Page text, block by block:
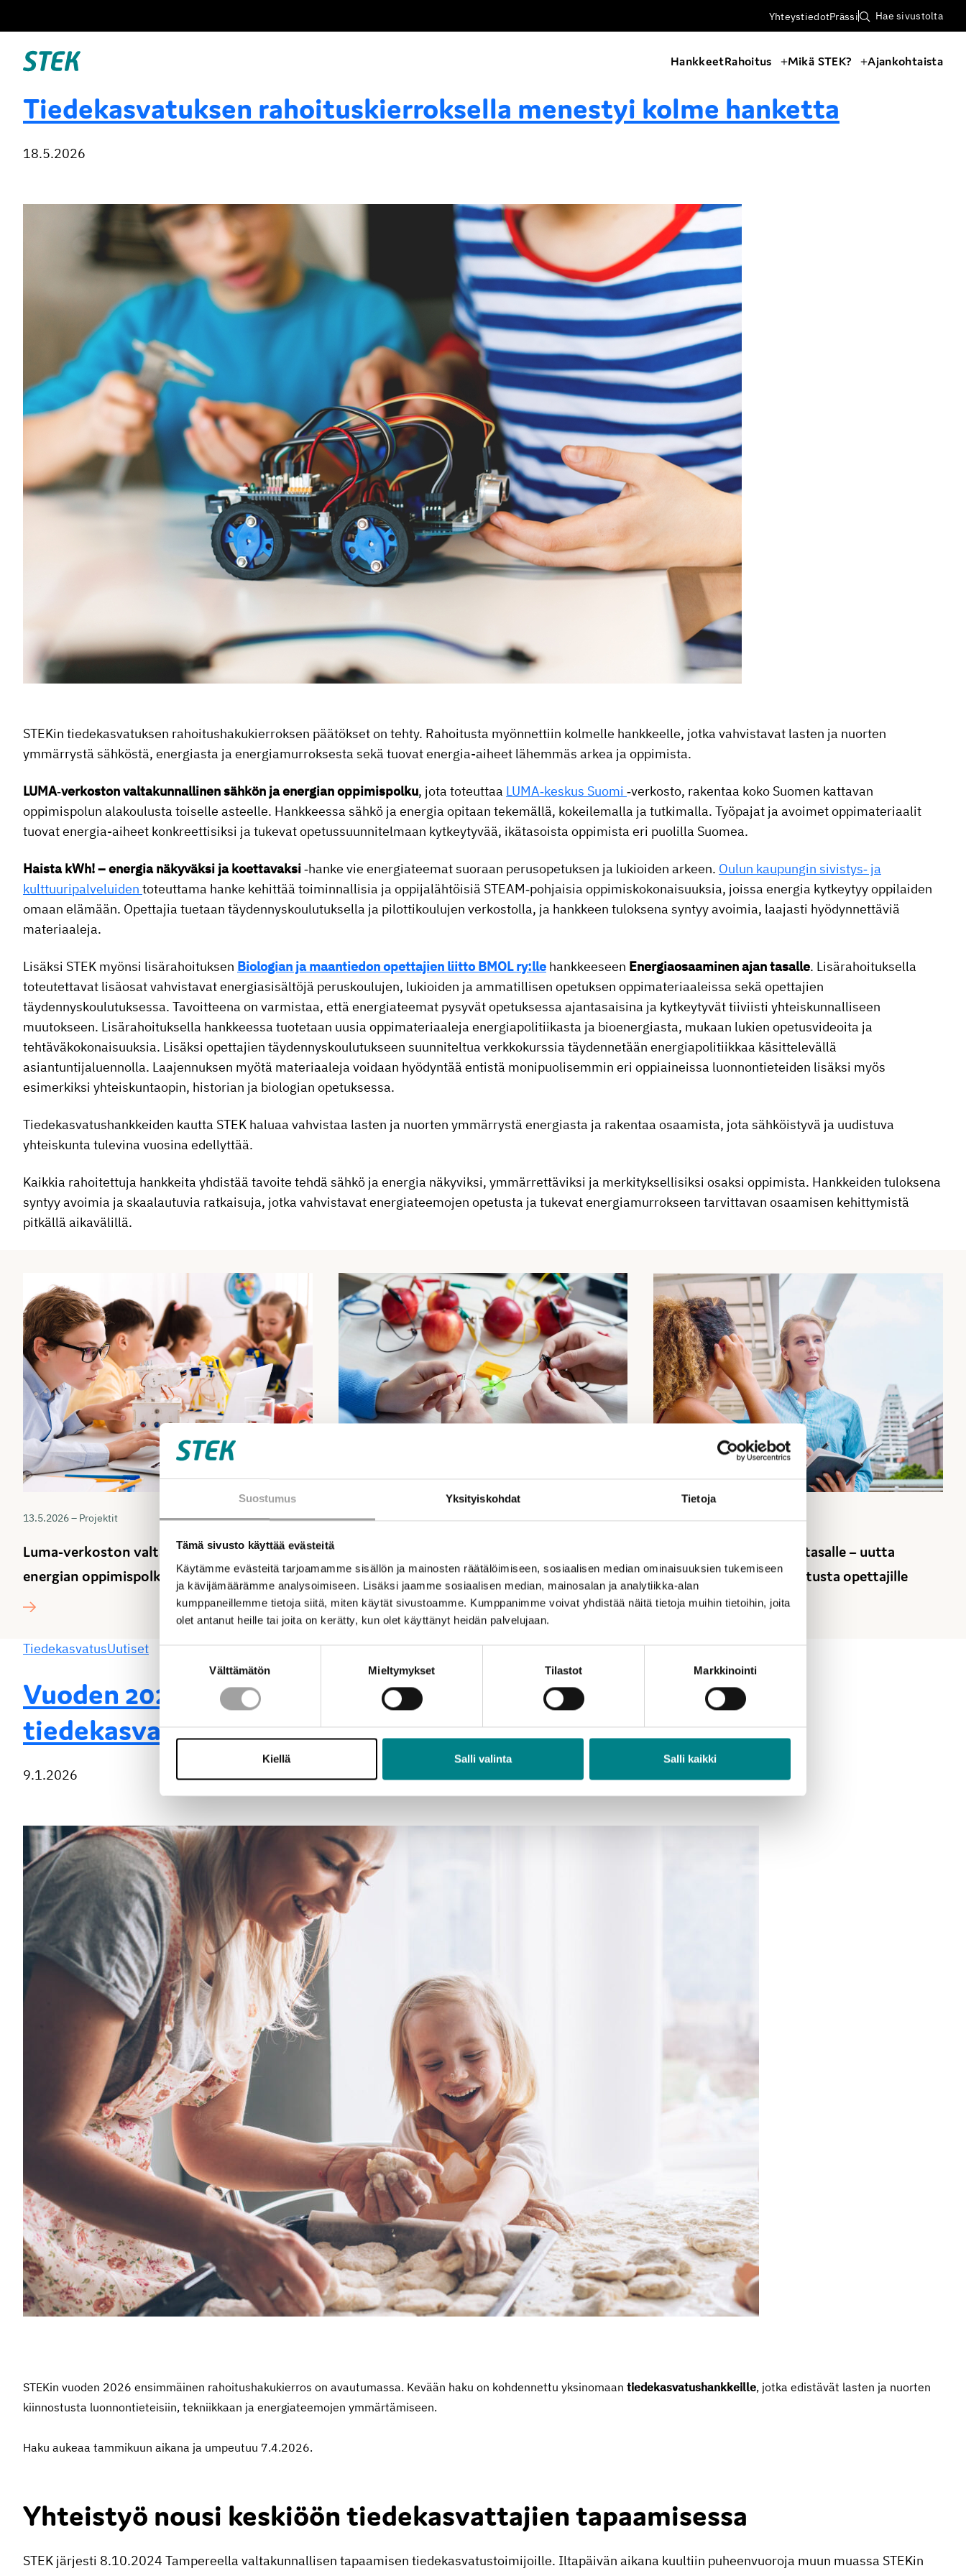
Suostumus Yksityiskohdat Tietoja
Tämä sivusto käyttää evästeitä
Käytämme evästeitä tarjoamamme sisällön ja mainosten räätälöimiseen, sosiaalisen median ominaisuuksien tukemiseen
ja kävijämäärämme analysoimiseen. Lisäksi jaamme sosiaalisen median, mainosalan ja analytiikka-alan
kumppaneillemme tietoja siitä, miten käytät sivustoamme. Kumppanimme voivat yhdistää näitä tietoja muihin tietoihin, joita
olet antanut heille tai joita on kerätty, kun olet käyttänyt heidän palvelujaan.
Välttämätön Mieltymykset Tilastot Markkinointi
Kiellä Salli valinta Salli kaikki
suoraan
sisältöön
YhteystiedotPrässi Hae sivustolta
Stek HankkeetRahoitus Mikä STEK? Ajankohtaista
Tiedekasvatuksen rahoituskierroksella menestyi kolme hanketta
18.5.2026
STEKin tiedekasvatuksen rahoitushakukierroksen päätökset on tehty. Rahoitusta myönnettiin kolmelle hankkeelle, jotka vahvistavat lasten ja nuorten
ymmärrystä sähköstä, energiasta ja energiamurroksesta sekä tuovat energia-aiheet lähemmäs arkea ja oppimista.
LUMA‑verkoston valtakunnallinen sähkön ja energian oppimispolku, jota toteuttaa LUMA‑keskus Suomi ‑verkosto, rakentaa koko Suomen kattavan
oppimispolun alakoulusta toiselle asteelle. Hankkeessa sähkö ja energia opitaan tekemällä, kokeilemalla ja tutkimalla. Työpajat ja avoimet oppimateriaalit
tuovat energia-aiheet konkreettisiksi ja tukevat opetussuunnitelmaan kytkeytyvää, ikätasoista oppimista eri puolilla Suomea.
Haista kWh! – energia näkyväksi ja koettavaksi‑hanke vie energiateemat suoraan perusopetuksen ja lukioiden arkeen. Oulun kaupungin sivistys‑ ja
kulttuuripalveluiden toteuttama hanke kehittää toiminnallisia ja oppijalähtöisiä STEAM‑pohjaisia oppimiskokonaisuuksia, joissa energia kytkeytyy oppilaiden
omaan elämään. Opettajia tuetaan täydennyskoulutuksella ja pilottikoulujen verkostolla, ja hankkeen tuloksena syntyy avoimia, laajasti hyödynnettäviä
materiaaleja.
Lisäksi STEK myönsi lisärahoituksen Biologian ja maantiedon opettajien liitto BMOL ry:lle hankkeeseen Energiaosaaminen ajan tasalle. Lisärahoituksella
toteutettavat lisäosat vahvistavat energiasisältöjä peruskoulujen, lukioiden ja ammatillisen opetuksen oppimateriaaleissa sekä opettajien
täydennyskoulutuksessa. Tavoitteena on varmistaa, että energiateemat pysyvät opetuksessa ajantasaisina ja kytkeytyvät tiiviisti yhteiskunnalliseen
muutokseen. Lisärahoituksella hankkeessa tuotetaan uusia oppimateriaaleja energiapolitiikasta ja bioenergiasta, mukaan lukien opetusvideoita ja
tehtäväkokonaisuuksia. Lisäksi opettajien täydennyskoulutukseen suunniteltua verkkokurssia täydennetään energiapolitiikkaa käsittelevällä
asiantuntijaluennolla. Laajennuksen myötä materiaaleja voidaan hyödyntää entistä monipuolisemmin eri oppiaineissa luonnontieteiden lisäksi myös
esimerkiksi yhteiskuntaopin, historian ja biologian opetuksessa.
Tiedekasvatushankkeiden kautta STEK haluaa vahvistaa lasten ja nuorten ymmärrystä energiasta ja rakentaa osaamista, jota sähköistyvä ja uudistuva
yhteiskunta tulevina vuosina edellyttää.
Kaikkia rahoitettuja hankkeita yhdistää tavoite tehdä sähkö ja energia näkyviksi, ymmärrettäviksi ja merkityksellisiksi osaksi oppimista. Hankkeiden tuloksena
syntyy avoimia ja skaalautuvia ratkaisuja, jotka vahvistavat energiateemojen opetusta ja tukevat energiamurrokseen tarvittavan osaamisen kehittymistä
pitkällä aikavälillä.
13.5.2026 – Projektit
Luma-verkoston valtakunnallinen sähkön ja
energian oppimispolku käynnistyy 2027
13.5.2026 – Projektit
koettavaksi
23.1.2026 – Projektit
Energiaosaaminen ajan tasalle – uutta
oppimateriaalia ja koulutusta opettajille
TiedekasvatusUutiset
Vuoden 2026 ensimmäinen rahoitushaku kohdennetaan
tiedekasvatushankkeille
9.1.2026
STEKin vuoden 2026 ensimmäinen rahoitushakukierros on avautumassa. Kevään haku on kohdennettu yksinomaan tiedekasvatushankkeille, jotka edistävät lasten ja nuorten
kiinnostusta luonnontieteisiin, tekniikkaan ja energiateemojen ymmärtämiseen.
Haku aukeaa tammikuun aikana ja umpeutuu 7.4.2026.
Yhteistyö nousi keskiöön tiedekasvattajien tapaamisessa
STEK järjesti 8.10.2024 Tampereella valtakunnallisen tapaamisen tiedekasvatustoimijoille. Iltapäivän aikana kuultiin puheenvuoroja muun muassa STEKin